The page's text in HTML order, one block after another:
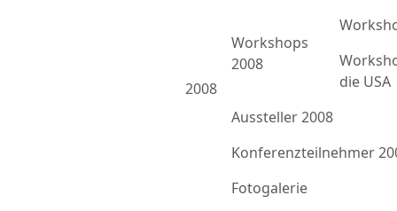
2008
Workshops
2008
die USA
Aussteller 2008
Konferenzteilnehmer
Fotogalerie